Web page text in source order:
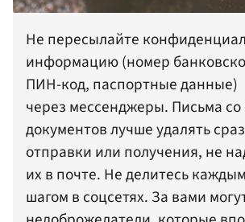
Не пересылайте
информацию (номер
ПИН-код, паспортные данные)
через мессенджеры. Письма
документов лучше удалять
отправки или получения, не
их в почте. Не делитесь
шагом в соцсетях. За вами